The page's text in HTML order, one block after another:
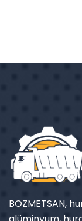
BOZMETSAN,